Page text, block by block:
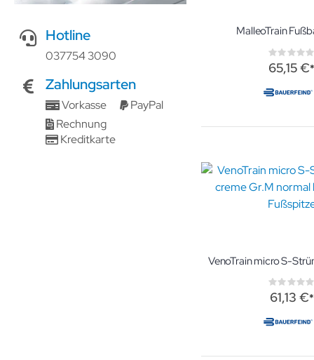
MalleoTrain
0%
65,15 €
0%
61,13 €
Hotline
037754 3090
Zahlungsarten
Vorkasse
PayPal
Rechnung
Kreditkarte